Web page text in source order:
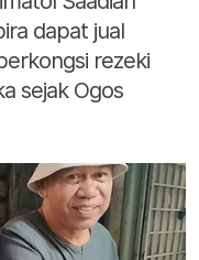
dapat jual
rezeki
sejak Ogos